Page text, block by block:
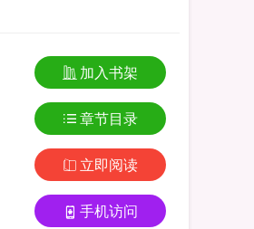
加入书架
章节目录
立即阅读
手机访问